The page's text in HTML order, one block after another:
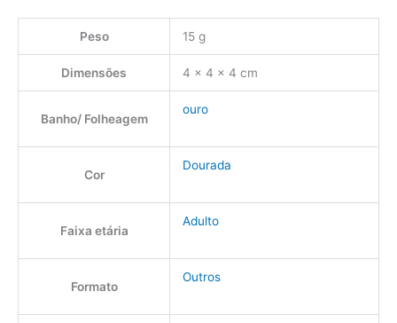
Peso 15 g
Dimensões 4 × 4 × 4 cm
Banho/ Folheagem
ouro
Cor
Dourada
Faixa etária
Adulto
Formato
Outros